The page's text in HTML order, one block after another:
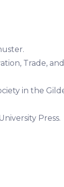
Trade, and
in the
Press.